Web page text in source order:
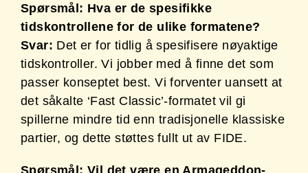
Spørsmål: Hva er de spesifikke
tidskontrollene for de ulike formatene?
Svar: Det er for tidlig å spesifisere nøyaktige
tidskontroller. Vi jobber med å finne det som
passer konseptet best. Vi forventer uansett at
det såkalte ‘Fast Classic’-formatet vil gi
spillerne mindre tid enn tradisjonelle klassiske
partier, og dette støttes fullt ut av FIDE.
Spørsmål: Vil det være en Armageddon-